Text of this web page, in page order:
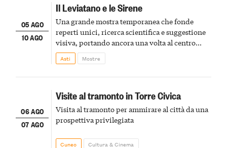
05 AGO
10 AGO
Il Leviatano e le Sirene
Una grande mostra temporanea che fonde
reperti unici, ricerca scientifica e suggestione
visiva, portando ancora una volta al centro
della scena le meraviglie del passato astigiano
Asti Mostre
06 AGO
07 AGO
Visite al tramonto in Torre Civica
Visita al tramonto per ammirare al città da una
prospettiva privilegiata
Cuneo Cultura & Cinema